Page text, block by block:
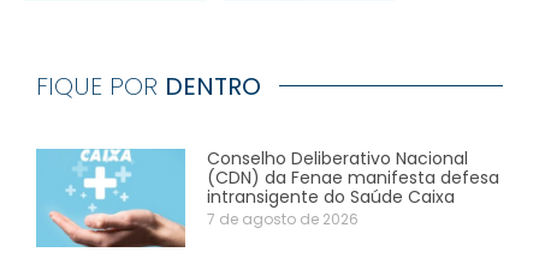
FIQUE POR DENTRO
Conselho Deliberativo Nacional
(CDN) da Fenae manifesta defesa
intransigente do Saúde Caixa
7 de agosto de 2026